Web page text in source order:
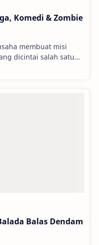
Komedi & Zombie
membuat misi
dicintai salah satu
berm…
Balas Dendam